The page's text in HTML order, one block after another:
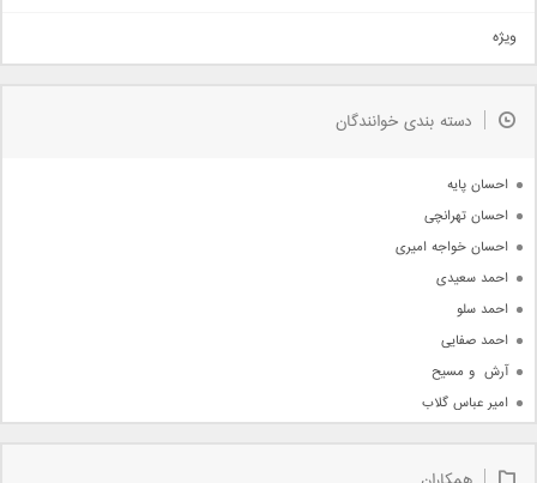
دمو
مذهبی
جدیدترین ها
ویژه
دسته بندی خوانندگان
احسان پایه
احسان تهرانچی
احسان خواجه امیری
احمد سعیدی
احمد سلو
احمد صفایی
آرش  و مسیح
امیر عباس گلاب
امیر علی